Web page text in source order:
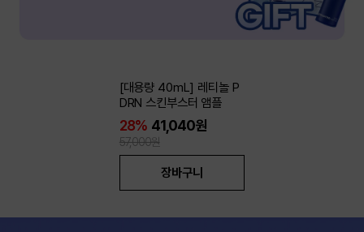
[대용량 40mL] 레티놀 P
DRN 스킨부스터 앰플
28% 41,040원
57,000원
장바구니